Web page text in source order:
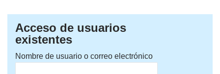
Acceso de usuarios
existentes
Nombre de usuario o correo electrónico